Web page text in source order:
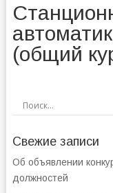
(общий
Свежие записи
Об объявлении
должностей